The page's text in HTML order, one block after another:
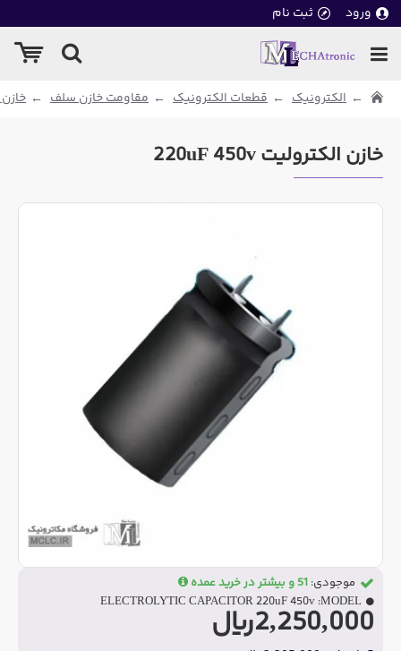
ورود ثبت نام
الکترونیک قطعات الکترونیک مقاومت خازن سلف
خازن الکترولیت 220uF 450v
2,250,000ریال
موجودی: 51 و بیشتر در خرید عمده
MODEL:
ELECTROLYTIC CAPACITOR 220uF 450v